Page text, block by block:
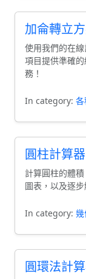
加侖轉立
使用我們的在
項目提供準確
務！
In category:
圓柱計算器
計算圓柱的體
圖表，以及逐
In category:
圓環法計